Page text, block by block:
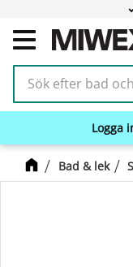
Meny
Logga
Bad & lek